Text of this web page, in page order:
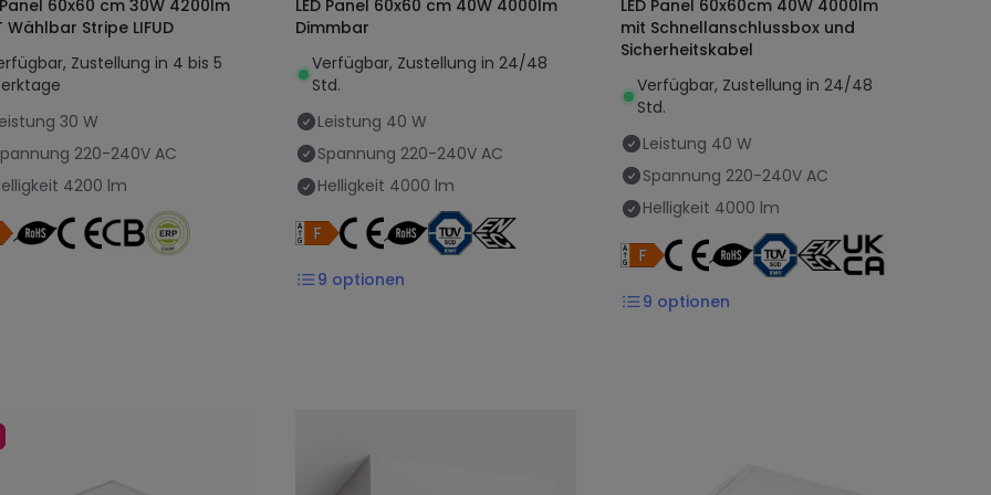
Panel 60x60 cm 30W 4200lm
Wählbar Stripe LIFUD
Zustellung in 4 bis 5
30 W
220-240V AC
4200 lm
LED Panel 60x60 cm 40W 4000lm
Dimmbar
Verfügbar, Zustellung in 24/48
Std.
Leistung 40 W
Spannung 220-240V AC
Helligkeit 4000 lm
9 optionen
LED Panel 60x60cm 40W 4000lm
mit Schnellanschlussbox und
Sicherheitskabel
Verfügbar, Zustellung in 24/48
Std.
Leistung 40 W
Spannung 220-240V AC
Helligkeit 4000 lm
9 optionen